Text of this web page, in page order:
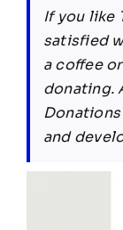
If you like
satisfied
a coffee
donating.
and